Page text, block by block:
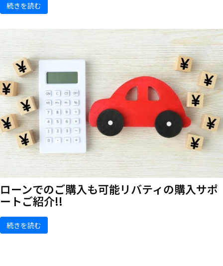
続きを読む
ローンでのご購入も可能リバティの購入サポ
ートご紹介!!
続きを読む